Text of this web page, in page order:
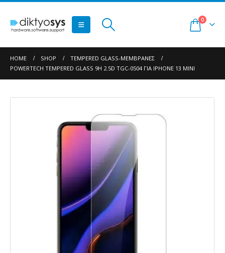
0
HOME SHOP
TEMPERED GLASS-ΜΕΜΒΡΆΝΕΣ
POWERTECH TEMPERED GLASS 9H 2.5D TGC-0504 ΓΙΑ IPHONE 13 MINI